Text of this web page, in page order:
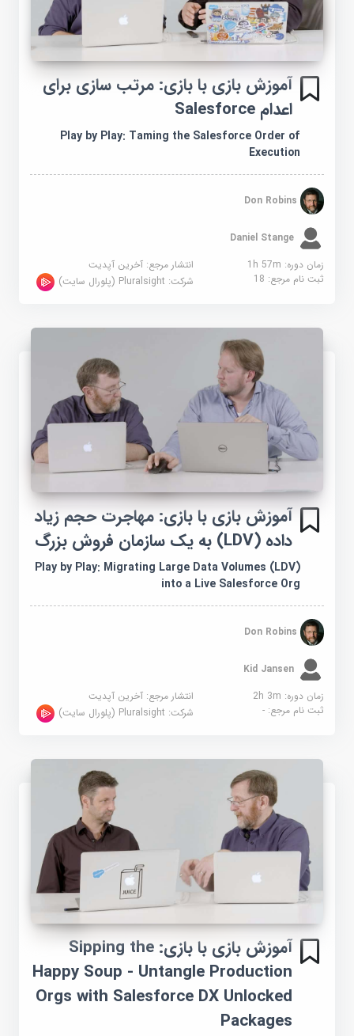
آموزش بازی با بازی: مرتب سازی برای
اعدام Salesforce
Play by Play: Taming the Salesforce Order of
Execution
Don Robins
Daniel Stange
زمان دوره: 1h 57m
انتشار مرجع:آخرین آپدیت
ثبت نام مرجع:18 شرکت:Pluralsight (پلورال سایت)
آموزش بازی با بازی: مهاجرت حجم زیاد
داده (LDV) به یک سازمان فروش بزرگ
Play by Play: Migrating Large Data Volumes (LDV)
into a Live Salesforce Org
Don Robins
Kid Jansen
زمان دوره: 2h 3m
انتشار مرجع:آخرین آپدیت
ثبت نام مرجع:- شرکت:Pluralsight (پلورال سایت)
آموزش بازی با بازی: Sipping the
Happy Soup - Untangle Production
Orgs with Salesforce DX Unlocked
Packages